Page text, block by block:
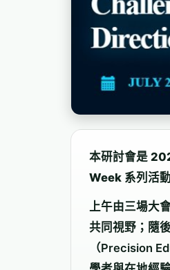
本研討會是
Week 系列活
上午由三場大
共同視野；隨
（Precision